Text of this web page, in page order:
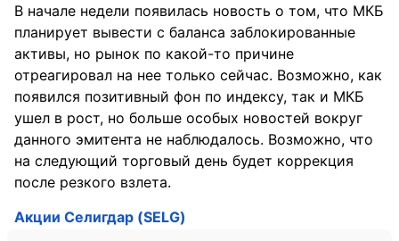
В начале недели появилась новость о том, что МКБ
планирует вывести с баланса заблокированные
активы, но рынок по какой-то причине
отреагировал на нее только сейчас. Возможно, как
появился позитивный фон по индексу, так и МКБ
ушел в рост, но больше особых новостей вокруг
данного эмитента не наблюдалось. Возможно, что
на следующий торговый день будет коррекция
после резкого взлета.
Акции Селигдар (SELG)